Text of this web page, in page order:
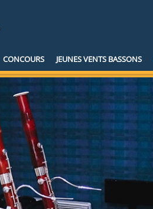
CONCOURS JEUNES VENTS BASSONS